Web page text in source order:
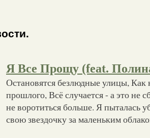
Я Все Прощу (feat.
Остановятся безлюдные улицы, Как
прошлого, Всё случается - а это не
не воротиться больше. Я пыталась
свою звездочку за маленьким